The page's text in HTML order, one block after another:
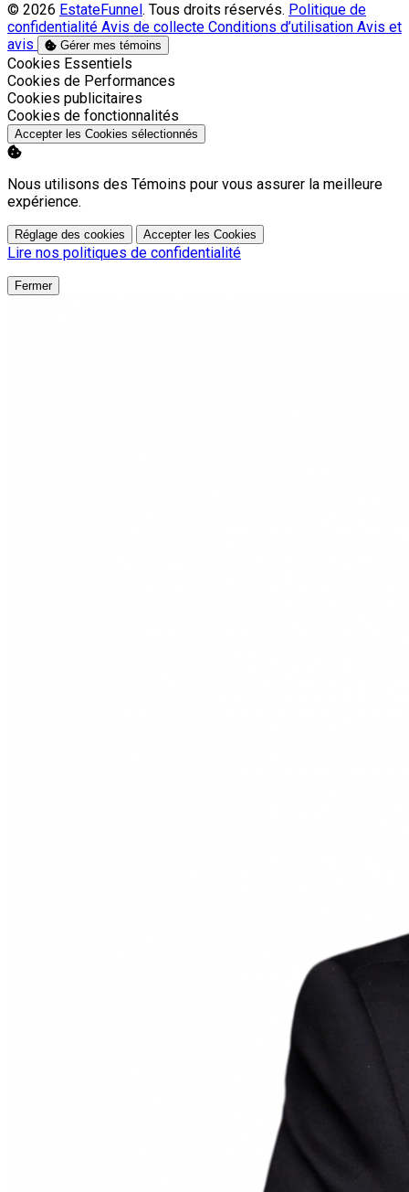
© 2026 EstateFunnel . Tous droits réservés. Politique de
confidentialité Avis de collecte Conditions d’utilisation Avis et
avis
Gérer mes témoins
Activer
Cookies Essentiels
Activer
Cookies de Performances
Activer
Cookies publicitaires
Activer
Cookies de fonctionnalités
Accepter les Cookies sélectionnés
Nous utilisons des Témoins pour vous assurer la meilleure
expérience.
Réglage des cookies Accepter les Cookies
Lire nos politiques de confidentialité
Fermer